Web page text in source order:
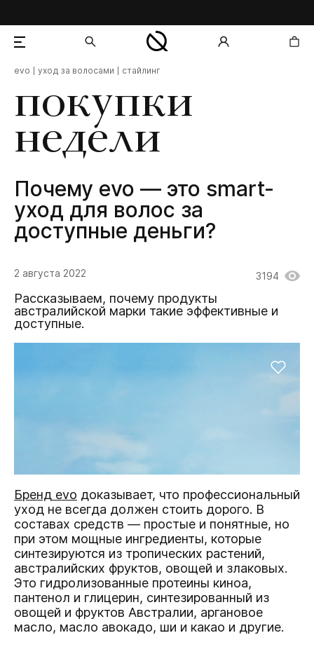
покупки
недели
Почему evo — это smart-
уход для волос за
доступные деньги?
evo уход за волосами стайлинг
2 августа 2022 3194
Рассказываем, почему продукты
австралийской марки такие эффективные и
доступные.
Бренд evo доказывает, что профессиональный
уход не всегда должен стоить дорого. В
составах средств — простые и понятные, но
при этом мощные ингредиенты, которые
синтезируются из тропических растений,
австралийских фруктов, овощей и злаковых.
Это гидролизованные протеины киноа,
пантенол и глицерин, синтезированный из
овощей и фруктов Австралии, аргановое
масло, масло авокадо, ши и какао и другие.